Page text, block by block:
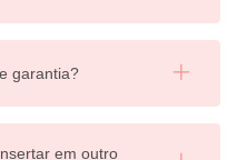
garantia?
em outro